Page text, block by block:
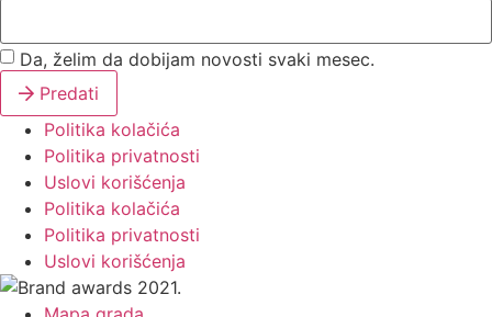
Da, želim da dobijam novosti svaki mesec.
Predati
Politika kolačića
Politika privatnosti
Uslovi korišćenja
Politika kolačića
Politika privatnosti
Uslovi korišćenja